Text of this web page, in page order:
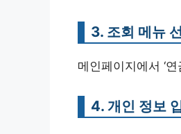
3. 조회 메뉴
메인페이지에서 ‘
4. 개인 정보